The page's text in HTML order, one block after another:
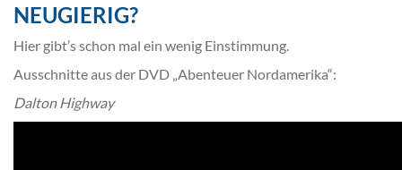
NEUGIERIG?
Hier gibt’s schon mal ein wenig Einstimmung.
Ausschnitte aus der DVD „Abenteuer Nordamerika“:
Dalton Highway